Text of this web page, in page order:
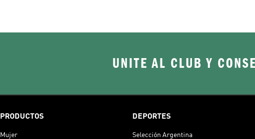
UNITE AL CLUB Y
PRODUCTOS
Mujer
DEPORTES
Selección Argentina